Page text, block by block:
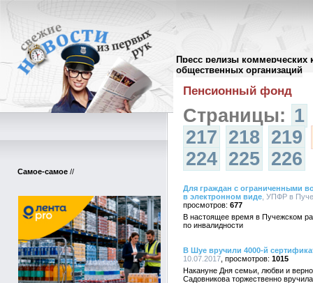
Пресс релизы коммерческих
общественных организаций
Самое-самое //
Архив пресс-релизов//
Пенсионный фонд
Страницы: 1
217 218 219
224 225 226
Для граждан с ограниченными
в электронном виде , УПФР в
677
В настоящее время в Пучежском
по инвалидности
В Шуе вручили 4000-й
10.07.2017
1015
Накануне Дня семьи, любви и
Садовникова торжественно